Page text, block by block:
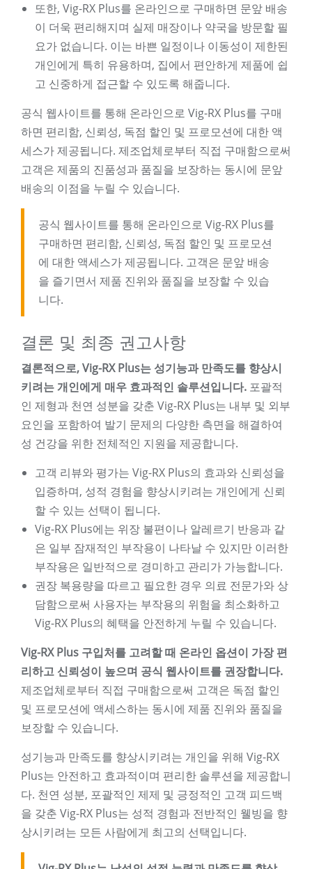
또한, Vig-RX Plus를 온라인으로 구매하면 문앞 배송
이 더욱 편리해지며 실제 매장이나 약국을 방문할 필
요가 없습니다. 이는 바쁜 일정이나 이동성이 제한된
개인에게 특히 유용하며, 집에서 편안하게 제품에 쉽
고 신중하게 접근할 수 있도록 해줍니다.
공식 웹사이트를 통해 온라인으로 Vig-RX Plus를 구매
하면 편리함, 신뢰성, 독점 할인 및 프로모션에 대한 액
세스가 제공됩니다. 제조업체로부터 직접 구매함으로써
고객은 제품의 진품성과 품질을 보장하는 동시에 문앞
배송의 이점을 누릴 수 있습니다.
공식 웹사이트를 통해 온라인으로 Vig-RX Plus를
구매하면 편리함, 신뢰성, 독점 할인 및 프로모션
에 대한 액세스가 제공됩니다. 고객은 문앞 배송
을 즐기면서 제품 진위와 품질을 보장할 수 있습
니다.
결론 및 최종 권고사항
결론적으로, Vig-RX Plus는 성기능과 만족도를 향상시
키려는 개인에게 매우 효과적인 솔루션입니다. 포괄적
인 제형과 천연 성분을 갖춘 Vig-RX Plus는 내부 및 외부
요인을 포함하여 발기 문제의 다양한 측면을 해결하여
성 건강을 위한 전체적인 지원을 제공합니다.
고객 리뷰와 평가는 Vig-RX Plus의 효과와 신뢰성을
입증하며, 성적 경험을 향상시키려는 개인에게 신뢰
할 수 있는 선택이 됩니다.
Vig-RX Plus에는 위장 불편이나 알레르기 반응과 같
은 일부 잠재적인 부작용이 나타날 수 있지만 이러한
부작용은 일반적으로 경미하고 관리가 가능합니다.
권장 복용량을 따르고 필요한 경우 의료 전문가와 상
담함으로써 사용자는 부작용의 위험을 최소화하고
Vig-RX Plus의 혜택을 안전하게 누릴 수 있습니다.
Vig-RX Plus 구입처를 고려할 때 온라인 옵션이 가장 편
리하고 신뢰성이 높으며 공식 웹사이트를 권장합니다.
제조업체로부터 직접 구매함으로써 고객은 독점 할인
및 프로모션에 액세스하는 동시에 제품 진위와 품질을
보장할 수 있습니다.
성기능과 만족도를 향상시키려는 개인을 위해 Vig-RX
Plus는 안전하고 효과적이며 편리한 솔루션을 제공합니
다. 천연 성분, 포괄적인 제제 및 긍정적인 고객 피드백
을 갖춘 Vig-RX Plus는 성적 경험과 전반적인 웰빙을 향
상시키려는 모든 사람에게 최고의 선택입니다.